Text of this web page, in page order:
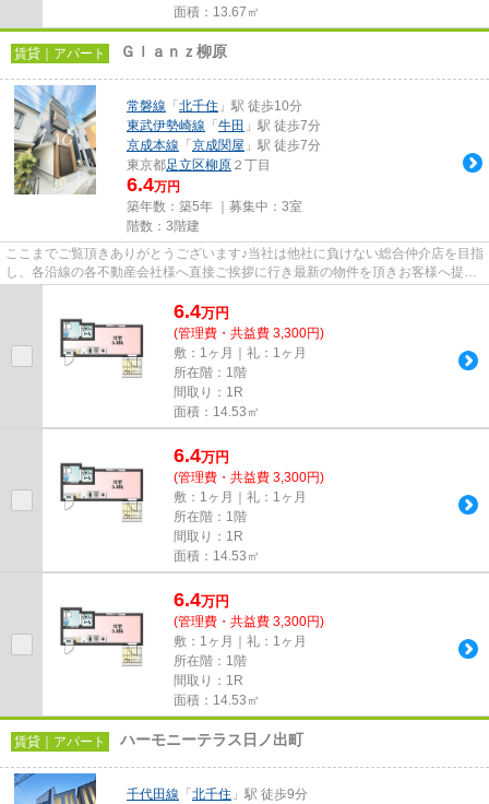
面積：13.67㎡
賃貸｜アパート Ｇｌａｎｚ柳原
常磐線 「 北千住 」駅 徒歩10分
東武伊勢崎線 「 牛田 」駅 徒歩7分
京成本線 「 京成関屋 」駅 徒歩7分
東京都足立区柳原 ２丁目
6.4万円
築年数：築5年 ｜募集中： 3室
階数：3階建
ここまでご覧頂きありがとうございます♪当社は他社に負けない総合仲介店を目指
し、各沿線の各不動産会社様へ直接ご挨拶に行き最新の物件を頂きお客様へ提供
6.4万円
(管理費・共益費 3,300円)
敷：1ヶ月｜礼：1ヶ月
所在階：1階
間取り：1R
面積：14.53㎡
6.4万円
(管理費・共益費 3,300円)
敷：1ヶ月｜礼：1ヶ月
所在階：1階
間取り：1R
面積：14.53㎡
6.4万円
(管理費・共益費 3,300円)
敷：1ヶ月｜礼：1ヶ月
所在階：1階
間取り：1R
面積：14.53㎡
賃貸｜アパート ハーモニーテラス日ノ出町
千代田線 「 北千住 」駅 徒歩9分